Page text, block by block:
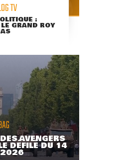
TV
:
GRAND ROY
AVENGERS
DÉFILÉ DU 14
2026